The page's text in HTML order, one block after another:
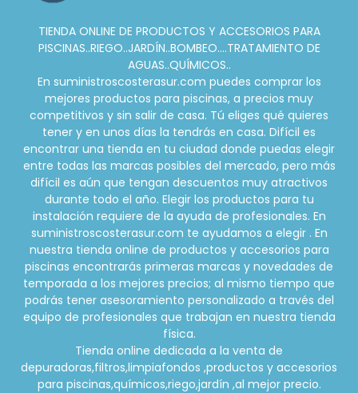
TIENDA ONLINE DE PRODUCTOS Y ACCESORIOS PARA
PISCINAS..RIEGO..JARDÍN..BOMBEO....TRATAMIENTO DE
AGUAS..QUÍMICOS..
En suministroscosterasur.com puedes comprar los
mejores productos para piscinas, a precios muy
competitivos y sin salir de casa. Tú eliges qué quieres
tener y en unos días la tendrás en casa. Difícil es
encontrar una tienda en tu ciudad donde puedas elegir
entre todas las marcas posibles del mercado, pero más
difícil es aún que tengan descuentos muy atractivos
durante todo el año. Elegir los productos para tu
instalación requiere de la ayuda de profesionales. En
suministroscosterasur.com te ayudamos a elegir . En
nuestra tienda online de productos y accesorios para
piscinas encontrarás primeras marcas y novedades de
temporada a los mejores precios; al mismo tiempo que
podrás tener asesoramiento personalizado a través del
equipo de profesionales que trabajan en nuestra tienda
física.
Tienda online dedicada a la venta de
depuradoras,filtros,limpiafondos ,productos y accesorios
para piscinas,químicos,riego,jardín ,al mejor precio.